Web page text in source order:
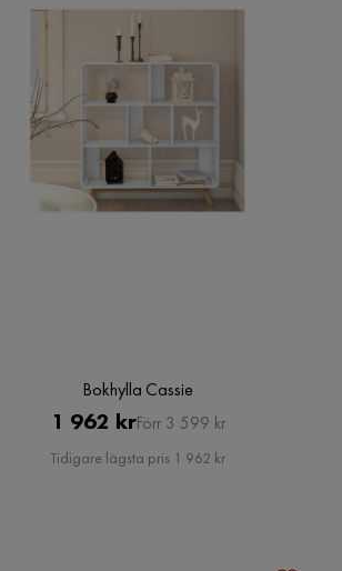
Bokhylla Cassie
Pris
1 962 krOriginal
Pris
Förr 3 599 kr
Tidigare lägsta pris 1 962 kr